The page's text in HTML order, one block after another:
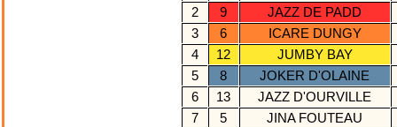
2
9
JAZZ DE PADD
3
6
ICARE DUNGY
4
12
JUMBY BAY
5
8
JOKER D'OLAINE
6
13
JAZZ D'OURVILLE
7
5
JINA FOUTEAU